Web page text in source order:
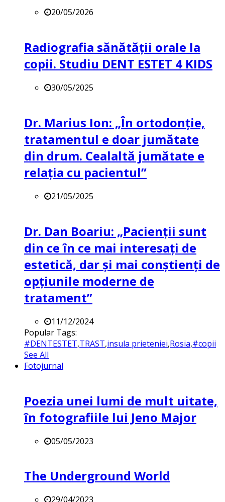
20/05/2026
Radiografia sănătății orale la
copii. Studiu DENT ESTET 4 KIDS
30/05/2025
Dr. Marius Ion: „În ortodonție,
tratamentul e doar jumătate
din drum. Cealaltă jumătate e
relația cu pacientul”
21/05/2025
Dr. Dan Boariu: „Pacienții sunt
din ce în ce mai interesați de
estetică, dar și mai conștienți de
opțiunile moderne de
tratament”
11/12/2024
Popular Tags:
#DENTESTET,TRAST,insula prieteniei,Rosia,#copii
See All
Fotojurnal
Poezia unei lumi de mult uitate,
în fotografiile lui Jeno Major
05/05/2023
The Underground World
29/04/2023